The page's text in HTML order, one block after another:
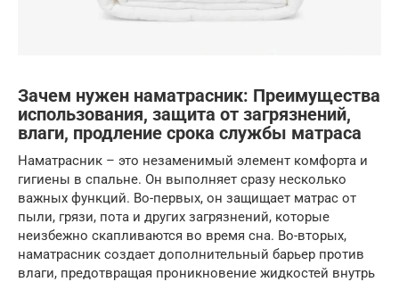
Зачем нужен наматрасник: Преимущества
использования, защита от загрязнений,
влаги, продление срока службы матраса
Наматрасник – это незаменимый элемент комфорта и
гигиены в спальне. Он выполняет сразу несколько
важных функций. Во-первых, он защищает матрас от
пыли, грязи, пота и других загрязнений, которые
неизбежно скапливаются во время сна. Во-вторых,
наматрасник создает дополнительный барьер против
влаги, предотвращая проникновение жидкостей внутрь